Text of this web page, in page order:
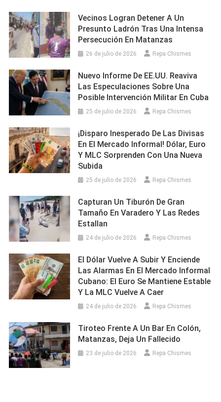
Vecinos Logran Detener A Un
Presunto Ladrón Tras Una Intensa
Persecución En Matanzas
26 de julio de 2026 Repa Chismes
Nuevo Informe De EE.UU. Reaviva
Las Especulaciones Sobre Una
Posible Intervención Militar En Cuba
25 de julio de 2026 Repa Chismes
¡Disparo Inesperado De Las Divisas
En El Mercado Informal! Dólar, Euro
Y MLC Sorprenden Con Una Nueva
Subida
25 de julio de 2026 Repa Chismes
Capturan Un Tiburón De Gran
Tamaño En Varadero Y Las Redes
Estallan
24 de julio de 2026 Repa Chismes
El Dólar Vuelve A Subir Y Enciende
Las Alarmas En El Mercado Informal
Cubano: El Euro Se Mantiene Estable
Y La MLC Vuelve A Caer
24 de julio de 2026 Repa Chismes
Tiroteo Frente A Un Bar En Colón,
Matanzas, Deja Un Fallecido
23 de julio de 2026 Repa Chismes